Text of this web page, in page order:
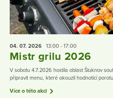
04. 07. 2026 13:00 - 17:00
Mistr grilu 2026
V sobotu 4.7.2026 hostila oblast Šluknov
připravit menu, které okouzlí hodnotící
Více o této akci